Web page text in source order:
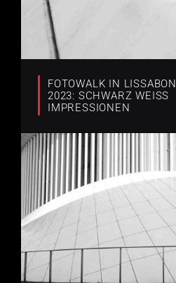
FOTOWALK IN LISSABON
2023: SCHWARZ WEISS I
MPRESSIONEN